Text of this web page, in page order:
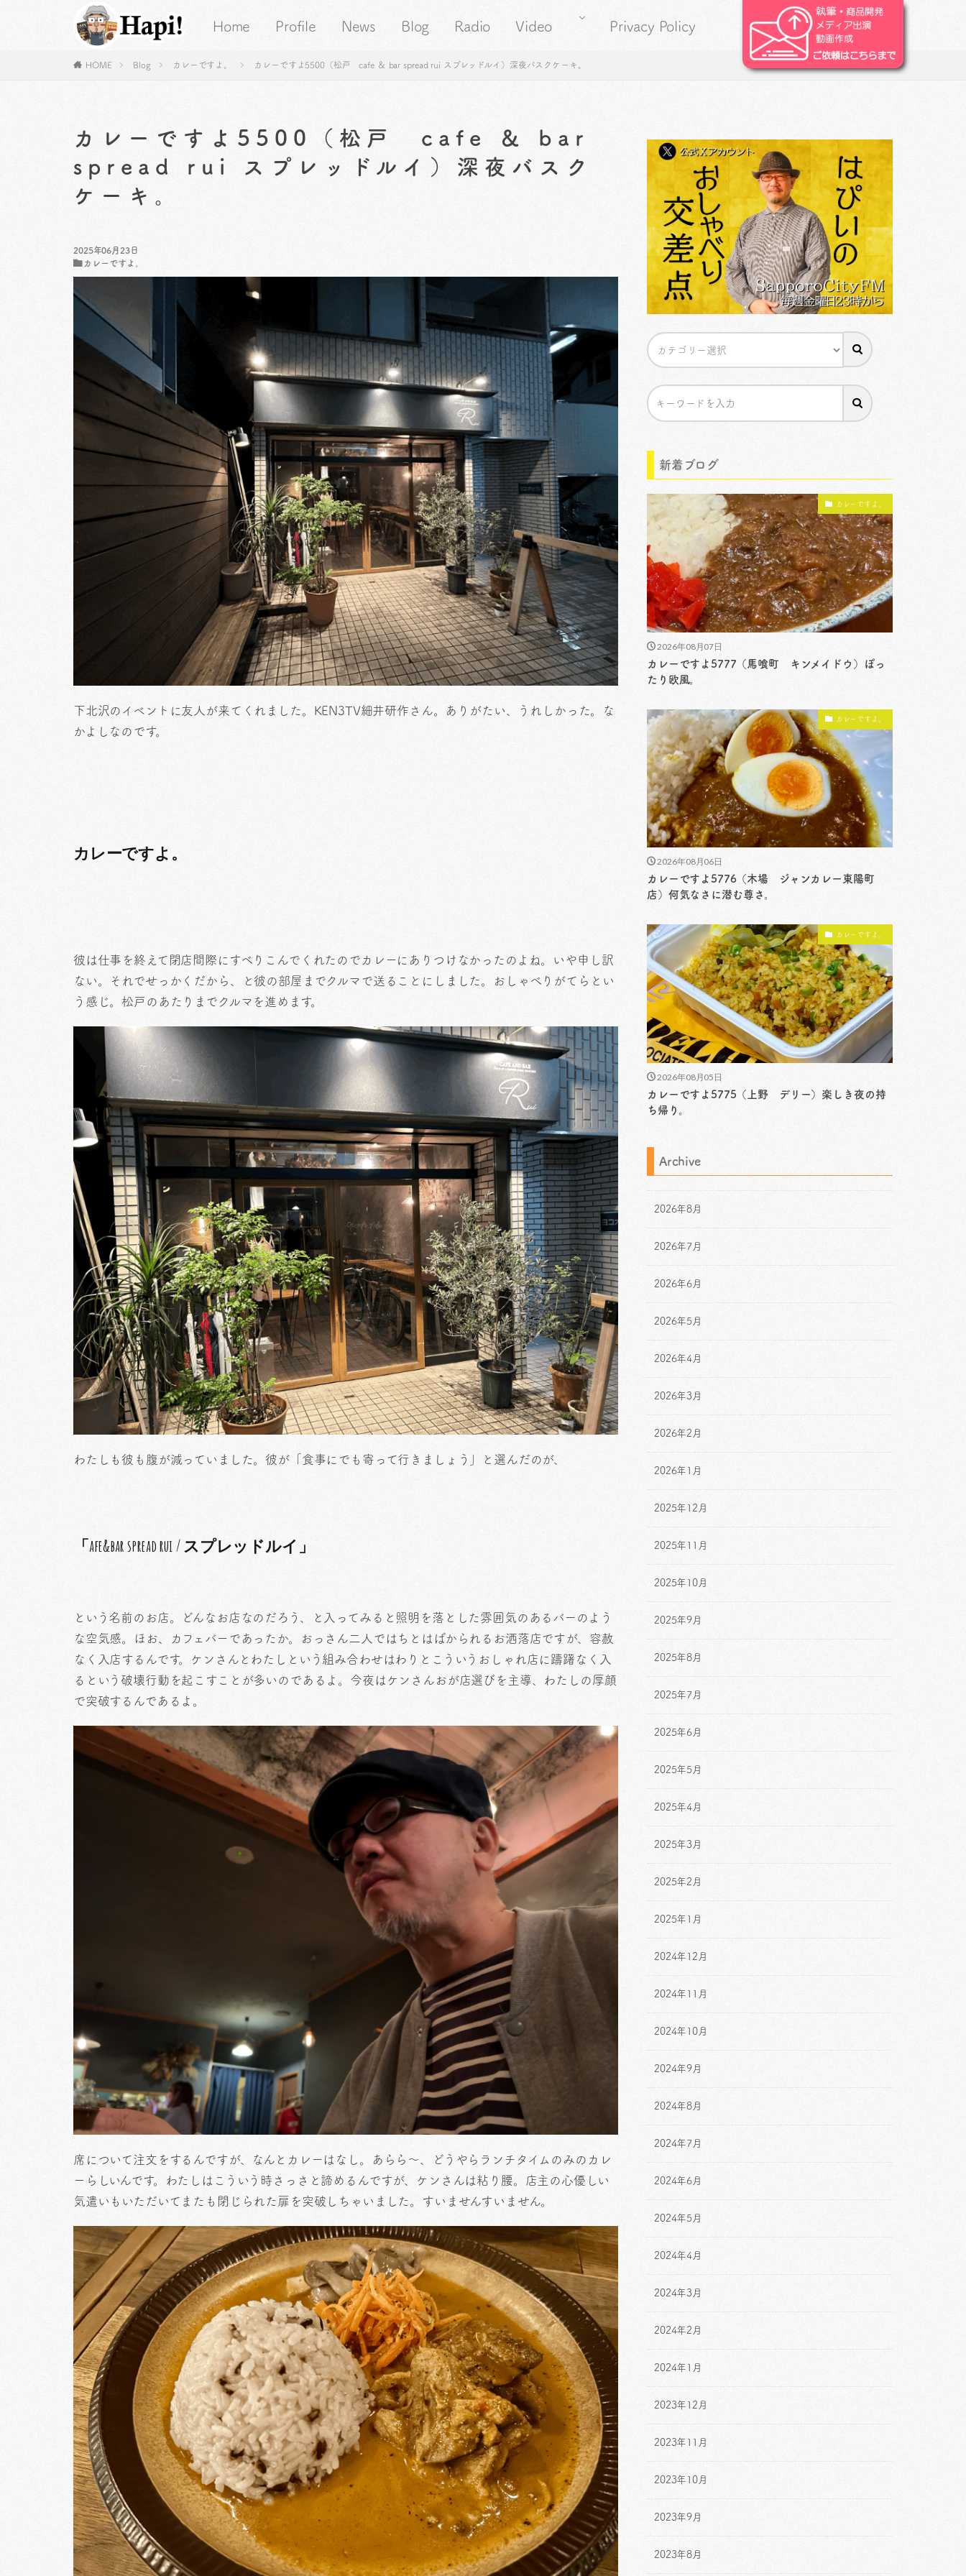
Home Profile News Blog Radio Video Privacy Policy
HOME Blog カレーですよ。 カレーですよ5500（松戸 cafe ＆ bar spread rui スプレッドルイ）深夜バスクケーキ。
カレーですよ5500（松戸 cafe ＆ bar
spread rui スプレッドルイ）深夜バスク
ケーキ。
2025年06月23日
カレーですよ。
下北沢のイベントに友人が来てくれました。KEN3TV細井研作さん。ありがたい、うれしかった。な
かよしなのです。
カレーですよ。
彼は仕事を終えて閉店間際にすべりこんでくれたのでカレーにありつけなかったのよね。いや申し訳
ない。それでせっかくだから、と彼の部屋までクルマで送ることにしました。おしゃべりがてらとい
う感じ。松戸のあたりまでクルマを進めます。
わたしも彼も腹が減っていました。彼が「食事にでも寄って行きましょう」と選んだのが、
「afe&bar spread rui / スプレッドルイ」
という名前のお店。どんなお店なのだろう、と入ってみると照明を落とした雰囲気のあるバーのよう
な空気感。ほお、カフェバーであったか。おっさん二人ではちとはばかられるお洒落店ですが、容赦
なく入店するんです。ケンさんとわたしという組み合わせはわりとこういうおしゃれ店に躊躇なく入
るという破壊行動を起こすことが多いのであるよ。今夜はケンさんおが店選びを主導、わたしの厚顔
で突破するんであるよ。
席について注文をするんですが、なんとカレーはなし。あらら〜、どうやらランチタイムのみのカレ
ーらしいんです。わたしはこういう時さっさと諦めるんですが、ケンさんは粘り腰。店主の心優しい
気遣いもいただいてまたも閉じられた扉を突破しちゃいました。すいませんすいません。
新着ブログ
カレーですよ。
2026年08月07日
カレーですよ5777（馬喰町 キンメイドウ）ぽっ
たり欧風。
カレーですよ。
2026年08月06日
カレーですよ5776（木場 ジャンカレー東陽町
店）何気なさに潜む尊さ。
カレーですよ。
2026年08月05日
カレーですよ5775（上野 デリー）楽しき夜の持
ち帰り。
Archive
2026年8月
2026年7月
2026年6月
2026年5月
2026年4月
2026年3月
2026年2月
2026年1月
2025年12月
2025年11月
2025年10月
2025年9月
2025年8月
2025年7月
2025年6月
2025年5月
2025年4月
2025年3月
2025年2月
2025年1月
2024年12月
2024年11月
2024年10月
2024年9月
2024年8月
2024年7月
2024年6月
2024年5月
2024年4月
2024年3月
2024年2月
2024年1月
2023年12月
2023年11月
2023年10月
2023年9月
2023年8月